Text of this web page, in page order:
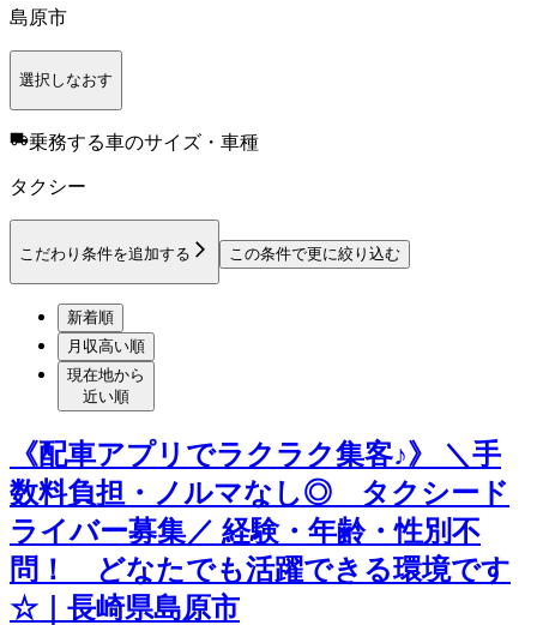
島原市
選択しなおす
乗務する車のサイズ・車種
タクシー
こだわり条件を追加する この条件で更に絞り込む
新着順
月収高い順
現在地から
近い順
《配車アプリでラクラク集客♪》 ＼手
数料負担・ノルマなし◎ タクシード
ライバー募集／ 経験・年齢・性別不
問！ どなたでも活躍できる環境です
☆｜長崎県島原市